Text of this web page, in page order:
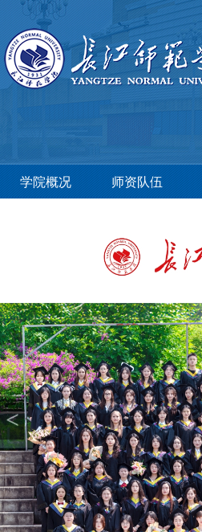
学院概况 师资队伍
<